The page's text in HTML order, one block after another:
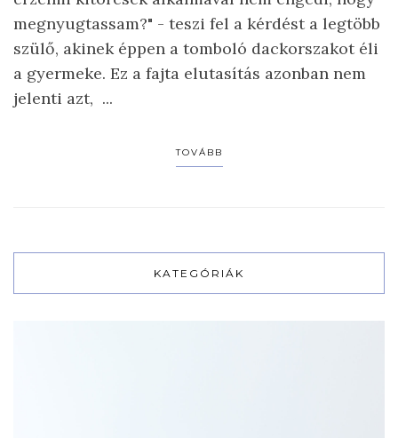
megnyugtassam?" - teszi fel a kérdést a legtöbb
szülő, akinek éppen a tomboló dackorszakot éli
a gyermeke. Ez a fajta elutasítás azonban nem
jelenti azt, ...
TOVÁBB
KATEGÓRIÁK